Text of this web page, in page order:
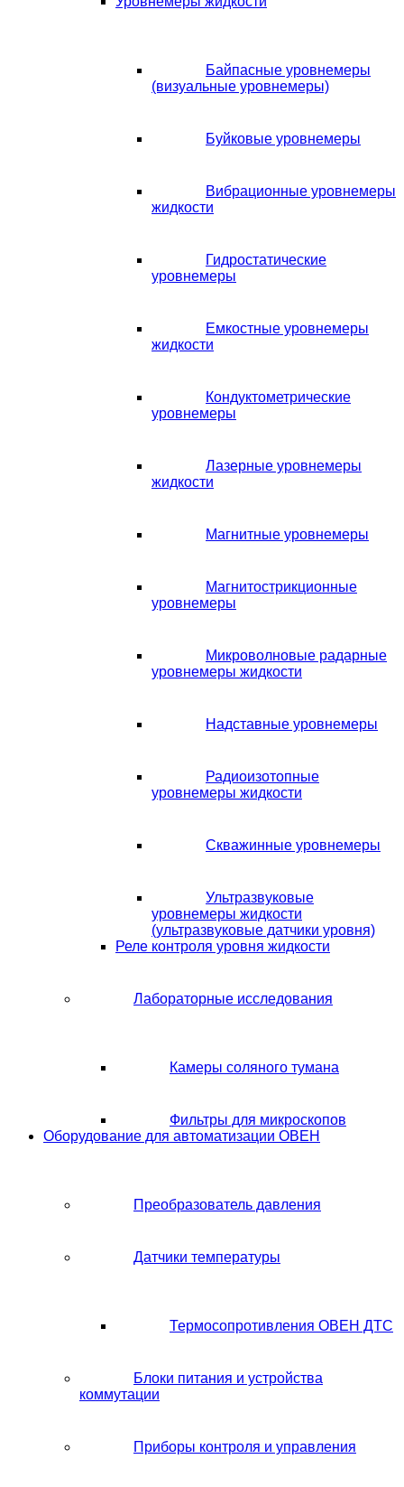
Байпасные уровнемеры
(визуальные уровнемеры)
Буйковые уровнемеры
Вибрационные уровнемеры
жидкости
Гидростатические
уровнемеры
Емкостные уровнемеры
жидкости
Кондуктометрические
уровнемеры
Лазерные уровнемеры
жидкости
Магнитные уровнемеры
Магнитострикционные
уровнемеры
Микроволновые радарные
уровнемеры жидкости
Надставные уровнемеры
Радиоизотопные
уровнемеры жидкости
Скважинные уровнемеры
Ультразвуковые
уровнемеры жидкости
(ультразвуковые датчики уровня)
Реле контроля уровня жидкости
Лабораторные исследования
Камеры соляного тумана
Фильтры для микроскопов
Оборудование для автоматизации ОВЕН
Преобразователь давления
Датчики температуры
Термосопротивления ОВЕН ДТС
Блоки питания и устройства
коммутации
Приборы контроля и управления